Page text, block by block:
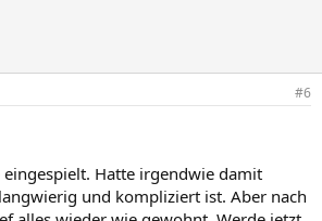
#6
eingespielt. Hatte irgendwie damit
und kompliziert ist. Aber nach